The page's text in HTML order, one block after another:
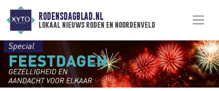
RODENSDAGBLAD.NL
lokaal nieuws roden en noordenveld